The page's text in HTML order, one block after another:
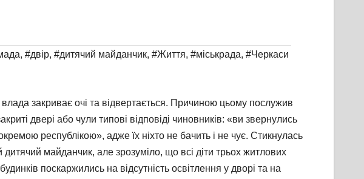
, #двір, #дитячий майданчик, #Життя, #міськрада, #Черкаси
закриває очі та відвертається. Причиною цьому послужив
двері або чули типові відповіді чиновників: «ви звернулись
республікою», адже їх ніхто не бачить і не чує. Стикнулась
майданчик, але зрозуміло, що всі діти трьох житлових
поскаржились на відсутність освітлення у дворі та на